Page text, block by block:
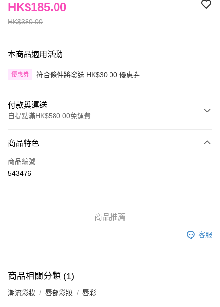
HK$380.00
HK$185.00
本商品適用活動
優惠券 符合條件將發送 HK$30.00 優惠券
付款與運送
自提點滿HK$580.00免運費
信用卡
Apple Pay
相關說明
銀行匯款 請將存款存到以下銀行帳戶，並於存款單據寫上訂單編號後電郵至
eshop@colourmix-cosmetics.com** **我們不會處理沒有提供存款單據的訂
送貨方式
商品特色
商品編號
543476
商品推薦
客服
商品相關分類 (1)
潮流彩妝 唇部彩妝 唇彩